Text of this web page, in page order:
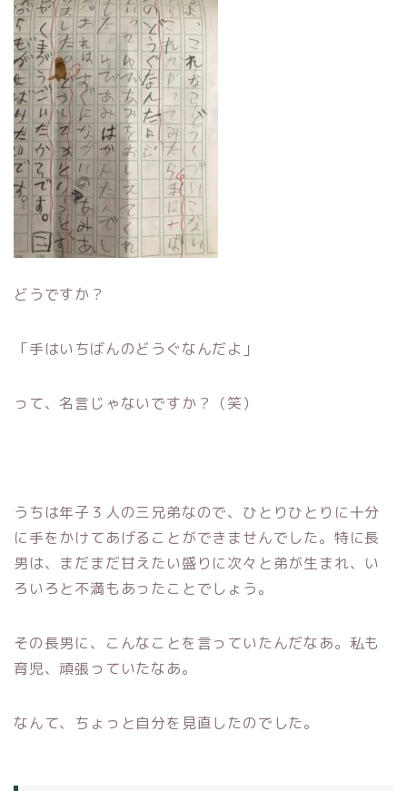
どうですか？
「手はいちばんのどうぐなんだよ」
って、名言じゃないですか？（笑）
うちは年子３人の三兄弟なので、ひとりひとりに十分
に手をかけてあげることができませんでした。特に長
男は、まだまだ甘えたい盛りに次々と弟が生まれ、い
ろいろと不満もあったことでしょう。
その長男に、こんなことを言っていたんだなあ。私も
育児、頑張っていたなあ。
なんて、ちょっと自分を見直したのでした。